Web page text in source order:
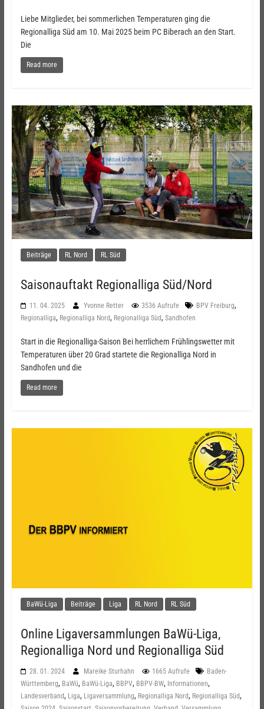
Liebe Mitglieder, bei sommerlichen Temperaturen ging die
Regionalliga Süd am 10. Mai 2025 beim PC Biberach an den Start.
Die
Read more
Beiträge RL Nord RL Süd
Saisonauftakt Regionalliga Süd/Nord
11. 04. 2025 Yvonne Retter 3536 Aufrufe BPV Freiburg,
Regionalliga, Regionalliga Nord, Regionalliga Süd, Sandhofen
Start in die Regionalliga-Saison Bei herrlichem Frühlingswetter mit
Temperaturen über 20 Grad startete die Regionalliga Nord in
Sandhofen und die
Read more
BaWü-Liga Beiträge Liga RL Nord RL Süd
Online Ligaversammlungen BaWü-Liga,
Regionalliga Nord und Regionalliga Süd
28. 01. 2024 Mareike Sturhahn 1665 Aufrufe
Baden-
Württemberg, BaWü, BaWü-Liga, BBPV, BBPV-BW, Informationen,
Landesverband, Liga, Ligaversammlung, Regionalliga Nord, Regionalliga Süd,